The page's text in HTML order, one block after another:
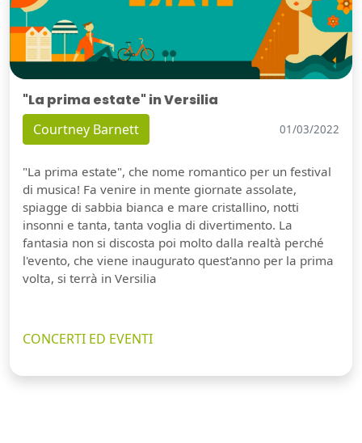
"La prima estate" in Versilia
Courtney Barnett 01/03/2022
"La prima estate", che nome romantico per un festival
di musica! Fa venire in mente giornate assolate,
spiagge di sabbia bianca e mare cristallino, notti
insonni e tanta, tanta voglia di divertimento. La
fantasia non si discosta poi molto dalla realtà perché
l'evento, che viene inaugurato quest'anno per la prima
volta, si terrà in Versilia
CONCERTI ED EVENTI